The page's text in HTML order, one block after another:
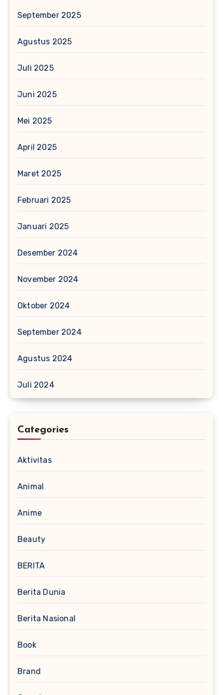
September 2025
Agustus 2025
Juli 2025
Juni 2025
Mei 2025
April 2025
Maret 2025
Februari 2025
Januari 2025
Desember 2024
November 2024
Oktober 2024
September 2024
Agustus 2024
Juli 2024
Categories
Aktivitas
Animal
Anime
Beauty
BERITA
Berita Dunia
Berita Nasional
Book
Brand